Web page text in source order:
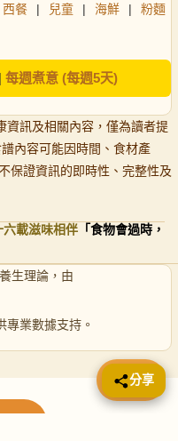
西餐 | 兒童 | 海鮮 |
粉麵
每週煮意 (每週5天)
資訊及相關內容，僅為讀者提
內容可能因時間、食材產
保證資訊的即時性、完整性及
六載滋味相伴 「食物會過時，
生理論，由
專業數據支持。
📤 分享
分享